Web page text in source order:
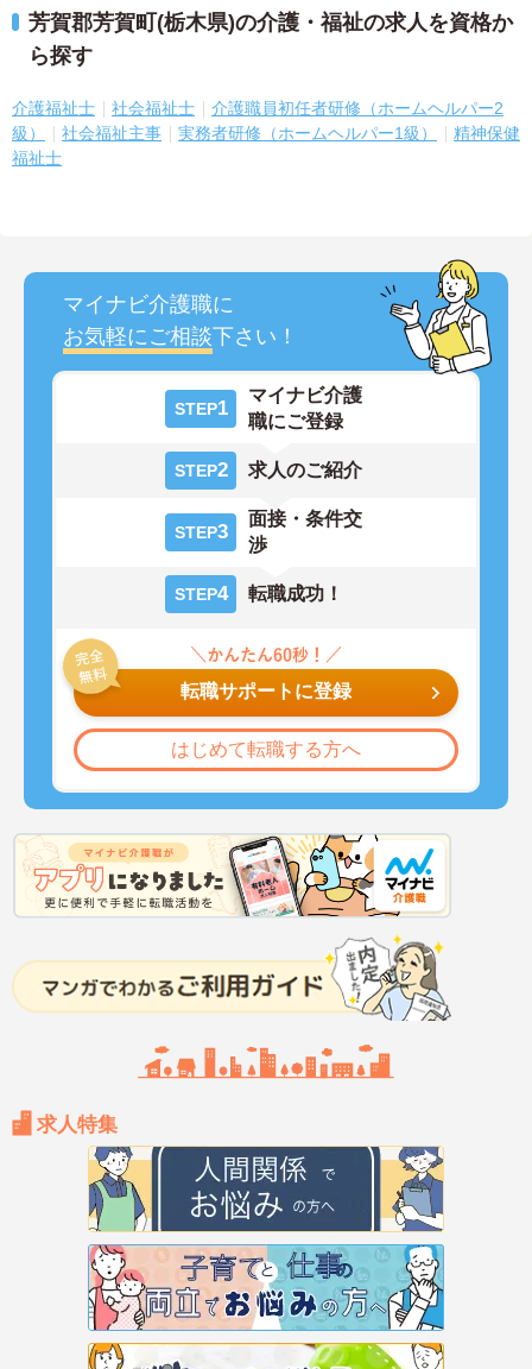
芳賀郡芳賀町(栃木県)の介護・福祉の求人を資格か
ら探す
介護福祉士 社会福祉士
介護職員初任者研修（ホームヘルパー2
級）
社会福祉主事 実務者研修（ホームヘルパー1級）
精神保健
福祉士
マイナビ介護職に
お気軽にご相談下さい！
STEP1
マイナビ介護
職にご登録
STEP2 求人のご紹介
STEP3
面接・条件交
渉
STEP4 転職成功！
転職サポートに登録
はじめて転職する方へ
求人特集